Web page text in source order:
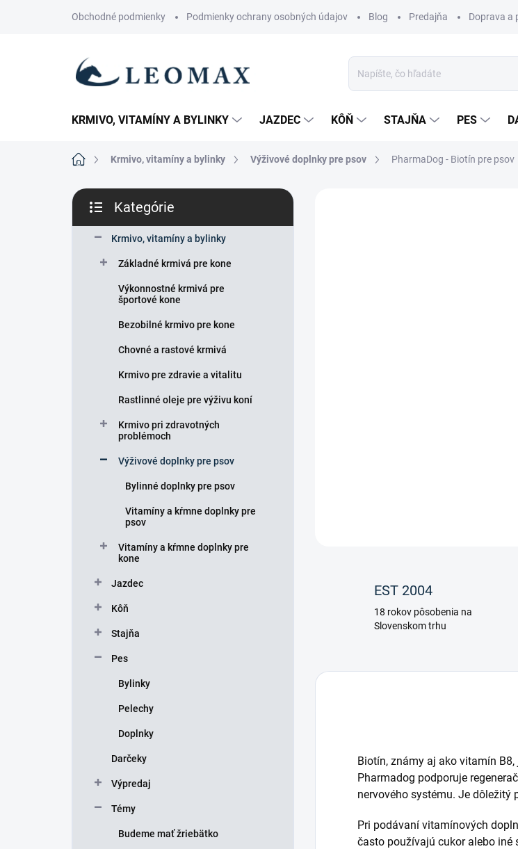
Obchodné podmienky Podmienky ochrany osobných údajov Blog Predajňa Doprava a
KRMIVO, VITAMÍNY A BYLINKY JAZDEC KÔŇ STAJŇA PES
DomovKrmivo, vitamíny a bylinky Výživové doplnky pre psov PharmaDog - Biotín pre psov
B
č
kategórie
Kategórie
Krmivo, vitamíny a bylinky
Základné krmivá pre kone
Výkonnostné krmivá pre
športové kone
Bezobilné krmivo pre kone
Chovné a rastové krmivá
Krmivo pre zdravie a vitalitu
Rastlinné oleje pre výživu koní
Krmivo pri zdravotných
problémoch
Výživové doplnky pre psov
Bylinné doplnky pre psov
Vitamíny a kŕmne doplnky pre
psov
Vitamíny a kŕmne doplnky pre
kone
Jazdec
Kôň
Stajňa
Pes
Bylinky
Pelechy
Doplnky
Darčeky
Výpredaj
Témy
Budeme mať žriebätko
EST 2004
18 rokov pôsobenia na
Slovenskom trhu
Biotín, známy aj ako vitamín
Pharmadog podporuje
nervového systému. Je dôležitý
Pri podávaní vitamínových
často používajú cukor alebo iné